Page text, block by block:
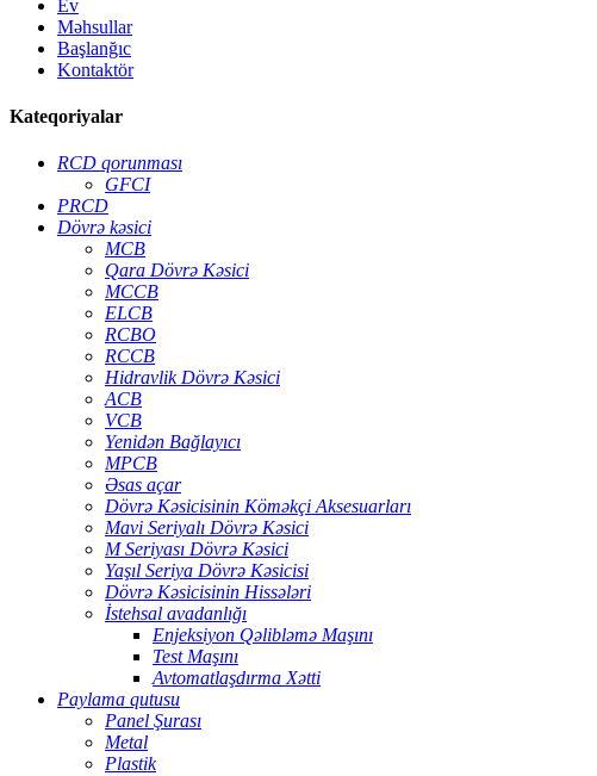
Ev
Məhsullar
Başlanğıc
Kontaktör
Kateqoriyalar
RCD qorunması
GFCI
PRCD
Dövrə kəsici
MCB
Qara Dövrə Kəsici
MCCB
ELCB
RCBO
RCCB
Hidravlik Dövrə Kəsici
ACB
VCB
Yenidən Bağlayıcı
MPCB
Əsas açar
Dövrə Kəsicisinin Köməkçi Aksesuarları
Mavi Seriyalı Dövrə Kəsici
M Seriyası Dövrə Kəsici
Yaşıl Seriya Dövrə Kəsicisi
Dövrə Kəsicisinin Hissələri
İstehsal avadanlığı
Enjeksiyon Qəlibləmə Maşını
Test Maşını
Avtomatlaşdırma Xətti
Paylama qutusu
Panel Şurası
Metal
Plastik